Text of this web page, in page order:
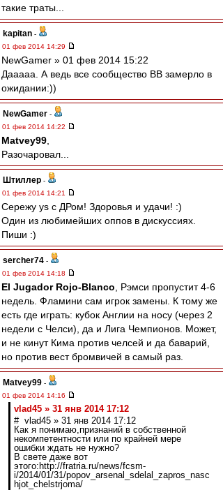
такие траты...
kapitan -
01 фев 2014 14:29
NewGamer » 01 фев 2014 15:22
Дааааа. А ведь все сообщество ВВ замерло в
ожидании:))
NewGamer -
01 фев 2014 14:22
Matvey99
Разочаровал...
Штиллер -
01 фев 2014 14:21
Сережу ys с ДРом! Здоровья и удачи! :)
Один из любимейших оппов в дискуссиях.
Пиши :)
sercher74 -
01 фев 2014 14:18
El Jugador Rojo-Blanco , Рэмси пропустит 4-6
недель. Фламини сам игрок замены. К тому же
есть где играть: кубок Англии на носу (через 2
недели с Челси), да и Лига Чемпионов. Может,
и не кинут Кима против челсей и да баварий,
но против вест бромвичей в самый раз.
Matvey99 -
01 фев 2014 14:16
vlad45 » 31 янв 2014 17:12
# vlad45 » 31 янв 2014 17:12
Как я понимаю,признаний в собственной
некомпетентности или по крайней мере
ошибки ждать не нужно?
В свете даже вот
этого:http://fratria.ru/news/fcsm-
i/2014/01/31/popov_arsenal_sdelal_zapros_nasc
hjot_chelstrjoma/